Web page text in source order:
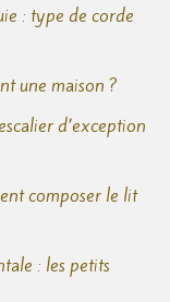
: type de corde
une maison ?
d’exception
composer le lit
: les petits